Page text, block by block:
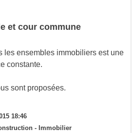
et cour commune
les ensembles immobiliers est une
constante.
sont proposées.
18:46
- Immobilier